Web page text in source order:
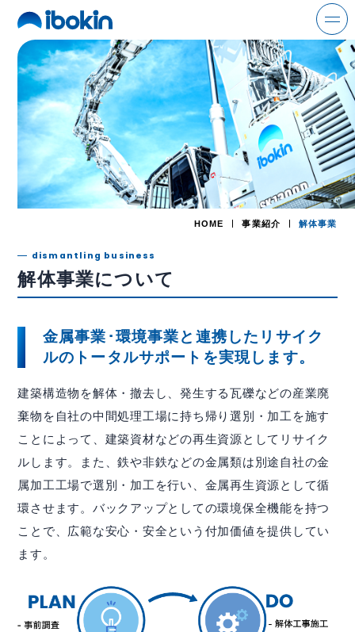
search
ニュース
事業案内
環境事業
金属事業
IR情報
HOME 事業紹介 解体事業
dismantling business
解体事業について
金属事業･環境事業と連携した リサイク
ルのトータルサポートを実現します。
建築構造物を解体・撤去し、発生する瓦礫などの産業廃
棄物を自社の中間処理工場に持ち帰り選別・加工を施す
ことによって、建築資材などの再生資源としてリサイク
ルします。また、鉄や非鉄などの金属類は別途自社の金
属加工工場で選別・加工を行い、金属再生資源として循
環させます。バックアップとしての環境保全機能を持つ
ことで、広範な安心・安全という付加価値を提供してい
ます。